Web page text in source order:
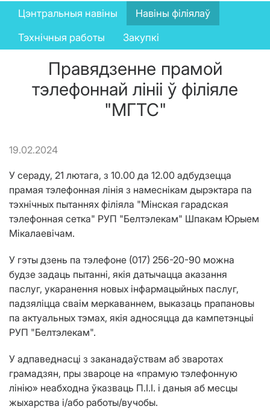
News
menu
Цэнтральныя навіны
Навіны філіялаў
Тэхнічныя работы
Закупкі
Правядзенне прамой
тэлефоннай лініі ў філіяле
"МГТС"
19.02.2024
У сераду, 21 лютага, з 10.00 да 12.00 адбудзецца
прамая тэлефонная лінія з намеснікам дырэктара па
тэхнічных пытаннях філіяла "Мінская гарадская
тэлефонная сетка" РУП "Белтэлекам" Шпакам Юрыем
Мікалаевічам.
У гэты дзень па тэлефоне (017) 256-20-90 можна
будзе задаць пытанні, якія датычацца аказання
паслуг, укаранення новых інфармацыйных паслуг,
падзяліцца сваім меркаваннем, выказаць прапановы
па актуальных тэмах, якія адносяцца да кампетэнцыі
РУП "Белтэлекам".
У адпаведнасці з заканадаўствам аб зваротах
грамадзян, пры звароце на «прамую тэлефонную
лінію» неабходна ўказваць П.І.І. і даныя аб месцы
жыхарства і/або работы/вучобы.